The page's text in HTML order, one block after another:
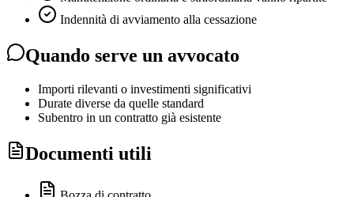
Indennità di avviamento alla cessazione
Quando serve un avvocato
Importi rilevanti o investimenti significativi
Durate diverse da quelle standard
Subentro in un contratto già esistente
Documenti utili